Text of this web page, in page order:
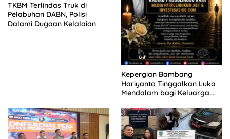
TKBM Terlindas Truk di
Pelabuhan DABN, Polisi
Dalami Dugaan Kelalaian
Kepergian Bambang
Hariyanto Tinggalkan Luka
Mendalam bagi Keluarga